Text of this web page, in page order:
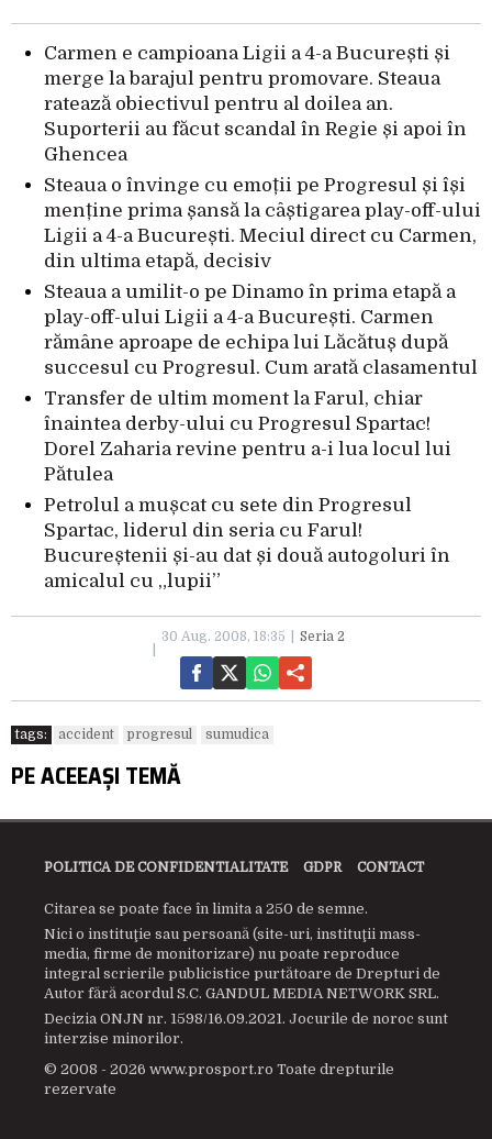
Carmen e campioana Ligii a 4-a București și
merge la barajul pentru promovare. Steaua
ratează obiectivul pentru al doilea an.
Suporterii au făcut scandal în Regie și apoi în
Ghencea
Steaua o învinge cu emoții pe Progresul și își
menține prima șansă la câștigarea play-off-ului
Ligii a 4-a București. Meciul direct cu Carmen,
din ultima etapă, decisiv
Steaua a umilit-o pe Dinamo în prima etapă a
play-off-ului Ligii a 4-a București. Carmen
rămâne aproape de echipa lui Lăcătuș după
succesul cu Progresul. Cum arată clasamentul
Transfer de ultim moment la Farul, chiar
înaintea derby-ului cu Progresul Spartac!
Dorel Zaharia revine pentru a-i lua locul lui
Pătulea
Petrolul a mușcat cu sete din Progresul
Spartac, liderul din seria cu Farul!
Bucureștenii și-au dat și două autogoluri în
amicalul cu „lupii”
30 Aug. 2008, 18:35 Seria 2
tags: accident progresul sumudica
PE ACEEAȘI TEMĂ
POLITICA DE CONFIDENTIALITATE GDPR CONTACT
Citarea se poate face în limita a 250 de semne.
Nici o instituţie sau persoană (site-uri, instituţii mass-
media, firme de monitorizare) nu poate reproduce
integral scrierile publicistice purtătoare de Drepturi de
Autor fără acordul S.C. GANDUL MEDIA NETWORK SRL.
Decizia ONJN nr. 1598/16.09.2021. Jocurile de noroc sunt
interzise minorilor.
© 2008 - 2026 www.prosport.ro Toate drepturile
rezervate